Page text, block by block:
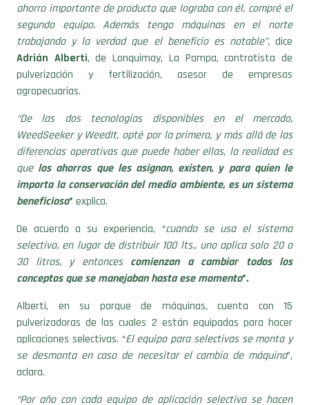
ahorro importante de producto que lograba con él, compré el
segundo equipo. Además tengo máquinas en el norte
trabajando y la verdad que el beneficio es notable”,dice
Adrián Alberti, de Lonquimay, La Pampa, contratista de
pulverización y fertilización, asesor de empresas
agropecuarias.
“De las dos tecnologías disponibles en el mercado,
WeedSeeker y WeedIt, opté por la primera, y más allá de las
diferencias operativas que puede haber ellas, la realidad es
quelos ahorros que les asignan, existen, y para quien le
importa la conservación del medio ambiente, es un sistema
beneficioso” explica.
De acuerdo a su experiencia, “cuando se usa el sistema
selectivo, en lugar de distribuir 100 lts., uno aplica solo 20 o
30 litros, y entoncescomienzan a cambiar todos los
conceptos que se manejaban hasta ese momento”.
Alberti, en su parque de máquinas, cuenta con 15
pulverizadoras de las cuales 2 están equipadas para hacer
aplicaciones selectivas. “El equipo para selectivas se monta y
se desmonta en caso de necesitar el cambio de máquina”,
aclara.
“Por año con cada equipo de aplicación selectiva se hacen